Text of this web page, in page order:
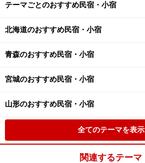
テーマごとのおすすめ民宿・小宿
北海道のおすすめ民宿・小宿
青森のおすすめ民宿・小宿
宮城のおすすめ民宿・小宿
山形のおすすめ民宿・小宿
全てのテーマを表示
関連するテーマ